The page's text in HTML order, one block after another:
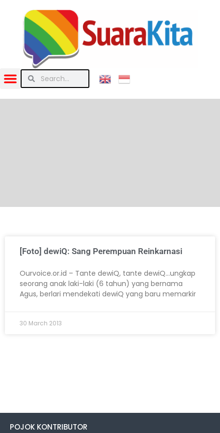
[Foto] dewiQ: Sang Perempuan Reinkarnasi
Ourvoice.or.id – Tante dewiQ, tante dewiQ…ungkap
seorang anak laki-laki (6 tahun) yang bernama
Agus, berlari mendekati dewiQ yang baru memarkir
30 March 2013
POJOK KONTRIBUTOR